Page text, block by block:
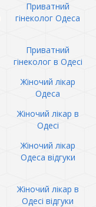
Приватний
гінеколог Одеса
Приватний
гінеколог в Одесі
Жіночий лікар
Одеса
Жіночий лікар в
Одесі
Жіночий лікар
Одеса відгуки
Жіночий лікар в
Одесі відгуки